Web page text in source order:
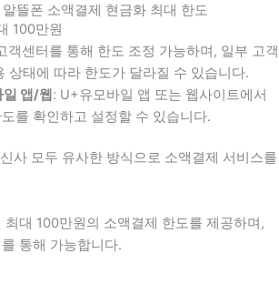
뜰폰 소액결제 현금화 최대 한도
100만원
객센터를 통해 한도 조정 가능하며, 일부 고객
상태에 따라 한도가 달라질 수 있습니다.
앱/웹 : U+유모바일 앱 또는 웹사이트에서
를 확인하고 설정할 수 있습니다.
사 모두 유사한 방식으로 소액결제 서비스를
대 100만원의 소액결제 한도를 제공하며,
통해 가능합니다.